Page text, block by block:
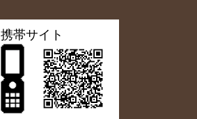
携帯サイト